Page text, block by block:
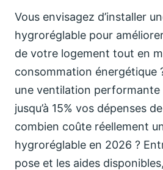
Vous envisagez d’installer
hygroréglable pour
de votre logement tout en
consommation énergétique ?
une ventilation performante
jusqu’à 15% vos dépenses
combien coûte réellement
hygroréglable en 2026 ?
pose et les aides